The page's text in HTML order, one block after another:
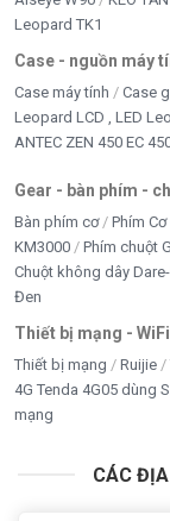
Leopard TK1
Case - nguồn máy
Case máy tính Case
Leopard LCD , LED
ANTEC ZEN 450 EC
Gear - bàn phím -
Bàn phím cơ Phím
KM3000
Phím chuột
Chuột không dây
Đen
Thiết bị mạng - WiFi
Thiết bị mạng Ruijie
4G Tenda 4G05 dùng
mạng
CÁC